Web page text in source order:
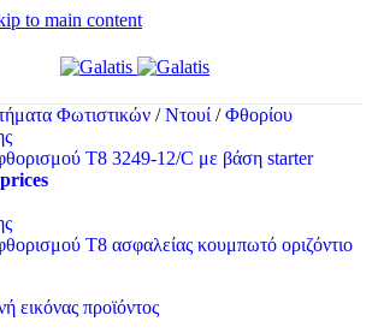
to main content
Φωτιστικών / Ντουί / Φθορίου
Τ8 3249-12/C με βάση starter
Τ8 ασφαλείας κουμπωτό οριζόντιο